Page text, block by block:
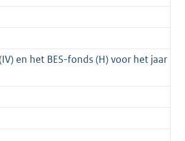
en het BES-fonds (H) voor het jaar